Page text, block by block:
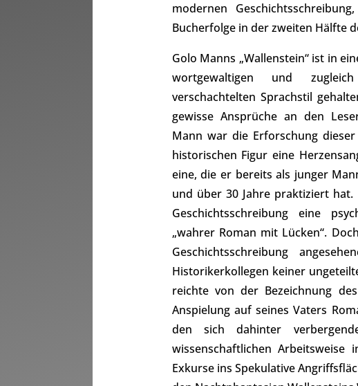
modernen
Bucherfolge in der zweiten Hälfte
Golo Manns „Wallenstein“ ist in
wortgewaltigen und
verschachtelten Sprachstil
gewisse Ansprüche an den
Mann war die Erforschung
historischen Figur eine
eine, die er bereits als junger
und über 30 Jahre praktiziert
Geschichtsschreibung eine
„wahrer Roman mit Lücken“.
Geschichtsschreibung
Historikerkollegen keiner
reichte von der Bezeichnung
Anspielung auf seines Vaters
den sich dahinter
wissenschaftlichen
Exkurse ins Spekulative